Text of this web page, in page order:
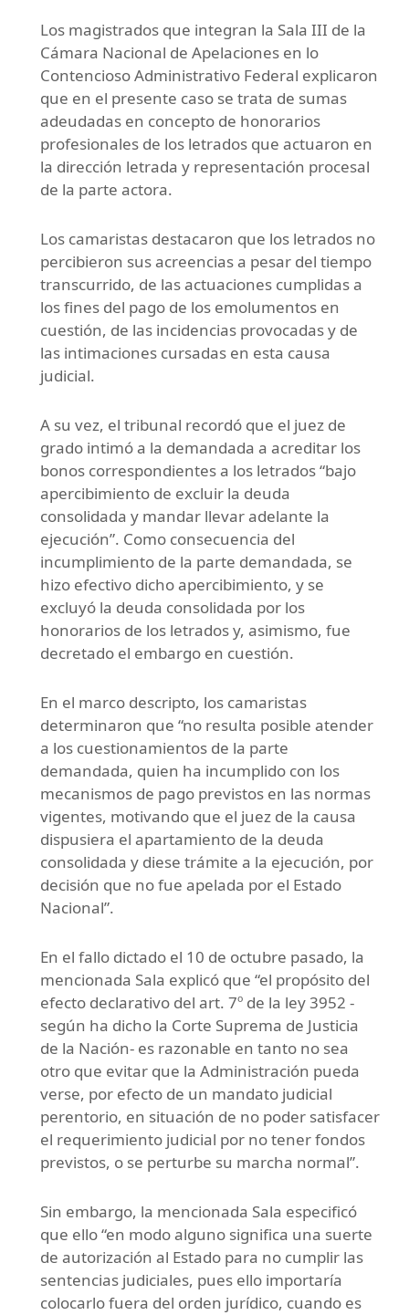
Los magistrados que integran la Sala III de la
Cámara Nacional de Apelaciones en lo
Contencioso Administrativo Federal explicaron
que en el presente caso se trata de sumas
adeudadas en concepto de honorarios
profesionales de los letrados que actuaron en
la dirección letrada y representación procesal
de la parte actora.
Los camaristas destacaron que los letrados no
percibieron sus acreencias a pesar del tiempo
transcurrido, de las actuaciones cumplidas a
los fines del pago de los emolumentos en
cuestión, de las incidencias provocadas y de
las intimaciones cursadas en esta causa
judicial.
A su vez, el tribunal recordó que el juez de
grado intimó a la demandada a acreditar los
bonos correspondientes a los letrados “bajo
apercibimiento de excluir la deuda
consolidada y mandar llevar adelante la
ejecución”. Como consecuencia del
incumplimiento de la parte demandada, se
hizo efectivo dicho apercibimiento, y se
excluyó la deuda consolidada por los
honorarios de los letrados y, asimismo, fue
decretado el embargo en cuestión.
En el marco descripto, los camaristas
determinaron que “no resulta posible atender
a los cuestionamientos de la parte
demandada, quien ha incumplido con los
mecanismos de pago previstos en las normas
vigentes, motivando que el juez de la causa
dispusiera el apartamiento de la deuda
consolidada y diese trámite a la ejecución, por
decisión que no fue apelada por el Estado
Nacional”.
En el fallo dictado el 10 de octubre pasado, la
mencionada Sala explicó que “el propósito del
efecto declarativo del art. 7º de la ley 3952 -
según ha dicho la Corte Suprema de Justicia
de la Nación- es razonable en tanto no sea
otro que evitar que la Administración pueda
verse, por efecto de un mandato judicial
perentorio, en situación de no poder satisfacer
el requerimiento judicial por no tener fondos
previstos, o se perturbe su marcha normal”.
Sin embargo, la mencionada Sala especificó
que ello “en modo alguno significa una suerte
de autorización al Estado para no cumplir las
sentencias judiciales, pues ello importaría
colocarlo fuera del orden jurídico, cuando es